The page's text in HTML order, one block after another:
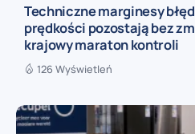
Techniczne marginesy
prędkości pozostają bez
krajowy maraton kontroli
126 Wyświetleń